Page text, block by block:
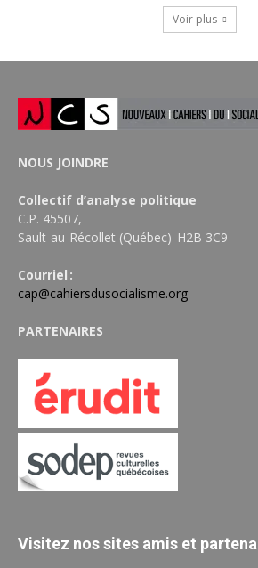
Voir plus
NOUS JOINDRE
Collectif d’analyse politique
C.P. 45507,
Sault-au-Récollet (Québec) H2B 3C9
Courriel :
cap@cahiersdusocialisme.org
PARTENAIRES
Visitez nos sites amis et